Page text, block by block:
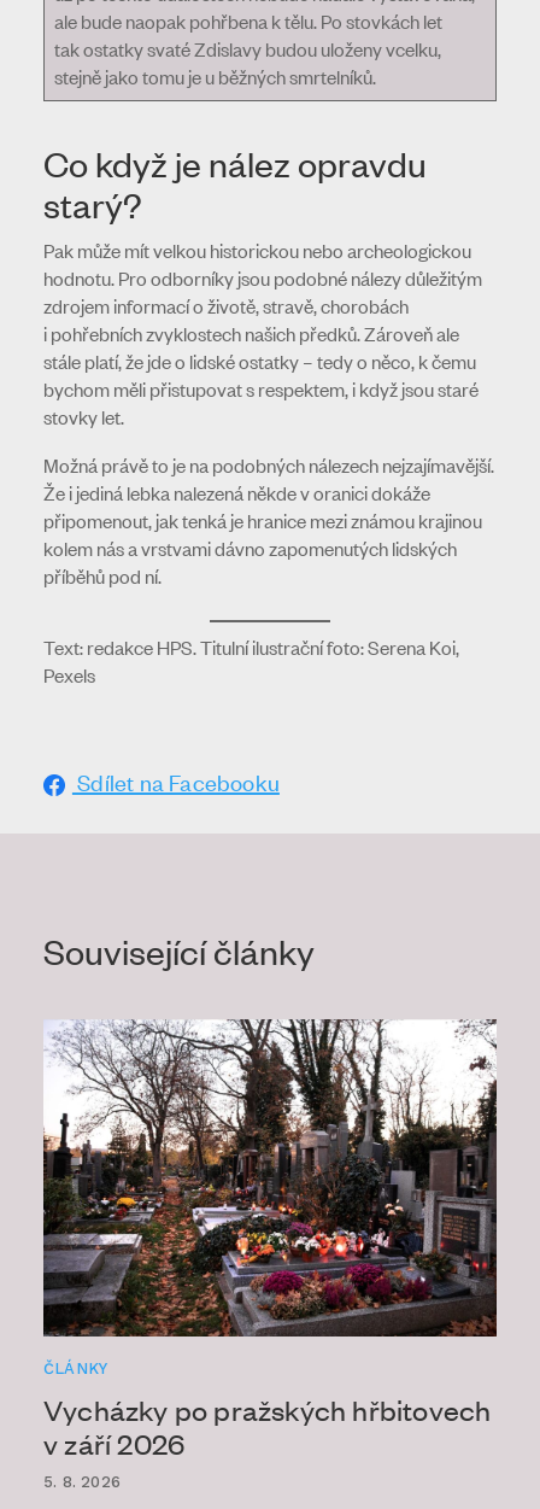
ale bude naopak pohřbena k tělu. Po stovkách let
tak ostatky svaté Zdislavy budou uloženy vcelku,
stejně jako tomu je u běžných smrtelníků.
Co když je nález opravdu
starý?
Pak může mít velkou historickou nebo archeologickou
hodnotu. Pro odborníky jsou podobné nálezy důležitým
zdrojem informací o životě, stravě, chorobách
i pohřebních zvyklostech našich předků. Zároveň ale
stále platí, že jde o lidské ostatky – tedy o něco, k čemu
bychom měli přistupovat s respektem, i když jsou staré
stovky let.
Možná právě to je na podobných nálezech nejzajímavější.
Že i jediná lebka nalezená někde v oranici dokáže
připomenout, jak tenká je hranice mezi známou krajinou
kolem nás a vrstvami dávno zapomenutých lidských
příběhů pod ní.
Text: redakce HPS. Titulní ilustrační foto: Serena Koi,
Pexels
Sdílet na Facebooku
Související články
ČLÁNKY
Vycházky po pražských hřbitovech
v září 2026
5. 8. 2026